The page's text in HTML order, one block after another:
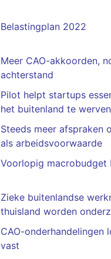
Belastingplan 2022
Meer CAO-akkoorden,
achterstand
Pilot helpt startups
het buitenland te werven
Steeds meer afspraken
als arbeidsvoorwaarde
Voorlopig macrobudget
Zieke buitenlandse
thuisland worden
CAO-onderhandelingen
vast